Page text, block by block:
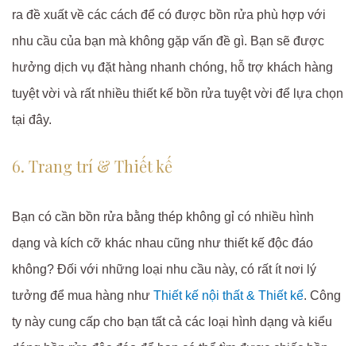
ra đề xuất về các cách để có được bồn rửa phù hợp với
nhu cầu của bạn mà không gặp vấn đề gì. Bạn sẽ được
hưởng dịch vụ đặt hàng nhanh chóng, hỗ trợ khách hàng
tuyệt vời và rất nhiều thiết kế bồn rửa tuyệt vời để lựa chọn
tại đây.
6. Trang trí & Thiết kế
Bạn có cần bồn rửa bằng thép không gỉ có nhiều hình
dạng và kích cỡ khác nhau cũng như thiết kế độc đáo
không? Đối với những loại nhu cầu này, có rất ít nơi lý
tưởng để mua hàng như Thiết kế nội thất & Thiết kế. Công
ty này cung cấp cho bạn tất cả các loại hình dạng và kiểu